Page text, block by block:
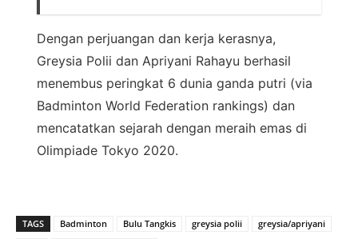
Dengan perjuangan dan kerja kerasnya,
Greysia Polii dan Apriyani Rahayu berhasil
menembus peringkat 6 dunia ganda putri (via
Badminton World Federation rankings) dan
mencatatkan sejarah dengan meraih emas di
Olimpiade Tokyo 2020.
TAGS Badminton Bulu Tangkis greysia polii
greysia/apriyani